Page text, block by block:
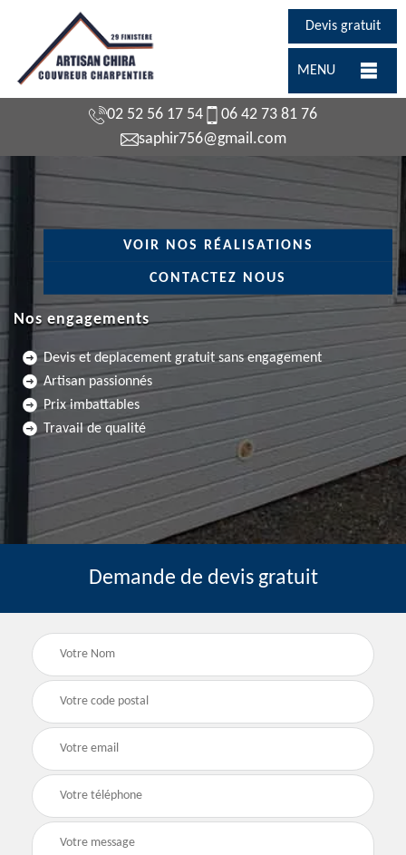
Devis gratuit
MENU
02 52 56 17 54
06 42 73 81 76
saphir756@gmail.com
VOIR NOS RÉALISATIONS
CONTACTEZ NOUS
Nos engagements
Devis et deplacement gratuit sans engagement
Artisan passionnés
Prix imbattables
Travail de qualité
Demande de devis gratuit